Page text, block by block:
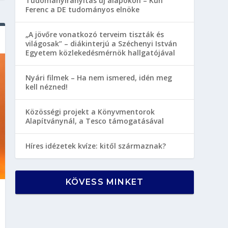
Ferenc a DE tudományos elnöke
„A jövőre vonatkozó terveim tiszták és
világosak” – diákinterjú a Széchenyi István
Egyetem közlekedésmérnök hallgatójával
Nyári filmek – Ha nem ismered, idén meg
kell nézned!
Közösségi projekt a Könyvmentorok
Alapítványnál, a Tesco támogatásával
Híres idézetek kvíze: kitől származnak?
KÖVESS MINKET